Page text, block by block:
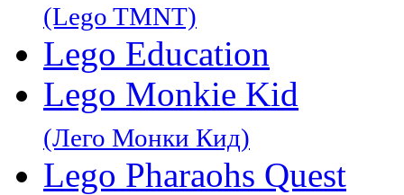
(Lego TMNT)
Lego Education
Lego Monkie Kid
(Лего Монки Кид)
Lego Pharaohs Quest